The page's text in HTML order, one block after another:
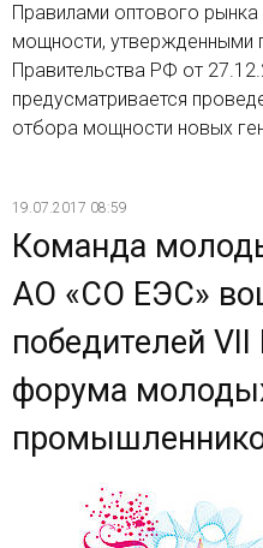
Правилами оптового рынка
мощности, утвержденными
Правительства РФ от
предусматривается
отбора мощности новых
19.07.2017 08:59
Команда
АО «СО ЕЭС»
победителей
форума